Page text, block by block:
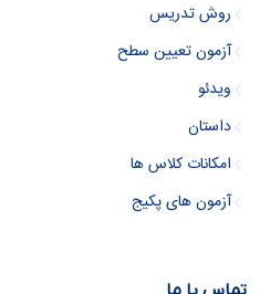
روش تدریس
آزمون تعیین سطح
ویدئو
داستان
امکانات کلاس ها
آزمون های پکیج